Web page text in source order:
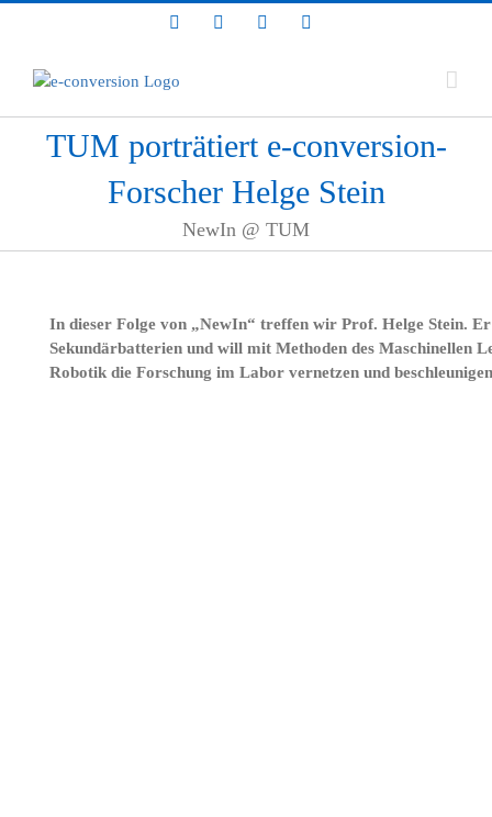
LinkedInFacebookYouTube
TUM porträtiert e-conversion-
Forscher Helge Stein
NewIn @ TUM
In dieser Folge von „NewIn“ treffen wir Prof. Helge Stein.
Sekundärbatterien und will mit Methoden des Maschinellen
Robotik die Forschung im Labor vernetzen und